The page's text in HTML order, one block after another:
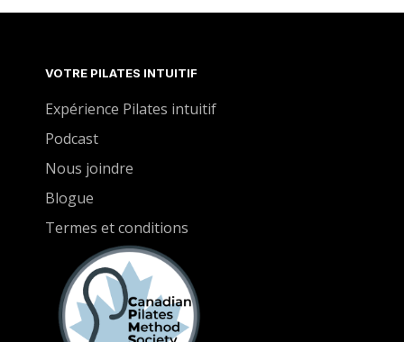
surconsommation de sucre qui amène une
est néfaste, Louise nous explique pourquoi.
VOTRE PILATES INTUITIF
Expérience Pilates intuitif
Podcast
Nous joindre
Blogue
Termes et conditions